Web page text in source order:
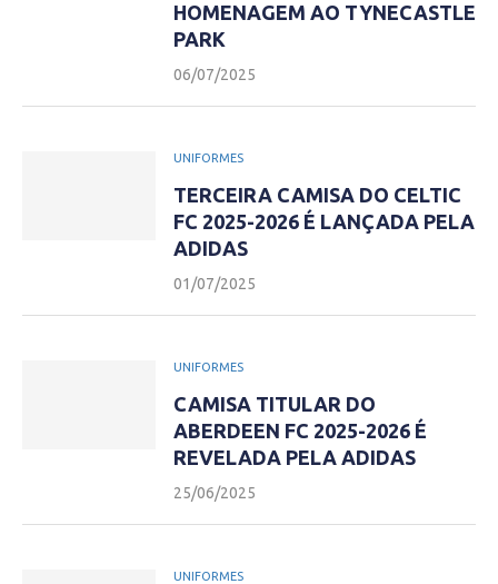
HOMENAGEM AO TYNECASTLE
PARK
06/07/2025
UNIFORMES
TERCEIRA CAMISA DO CELTIC
FC 2025-2026 É LANÇADA PELA
ADIDAS
01/07/2025
UNIFORMES
CAMISA TITULAR DO
ABERDEEN FC 2025-2026 É
REVELADA PELA ADIDAS
25/06/2025
UNIFORMES